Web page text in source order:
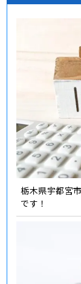
栃木県宇都宮
です！